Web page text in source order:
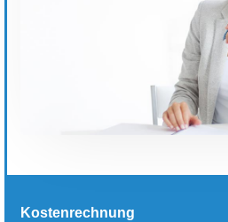
Kostenrechnung